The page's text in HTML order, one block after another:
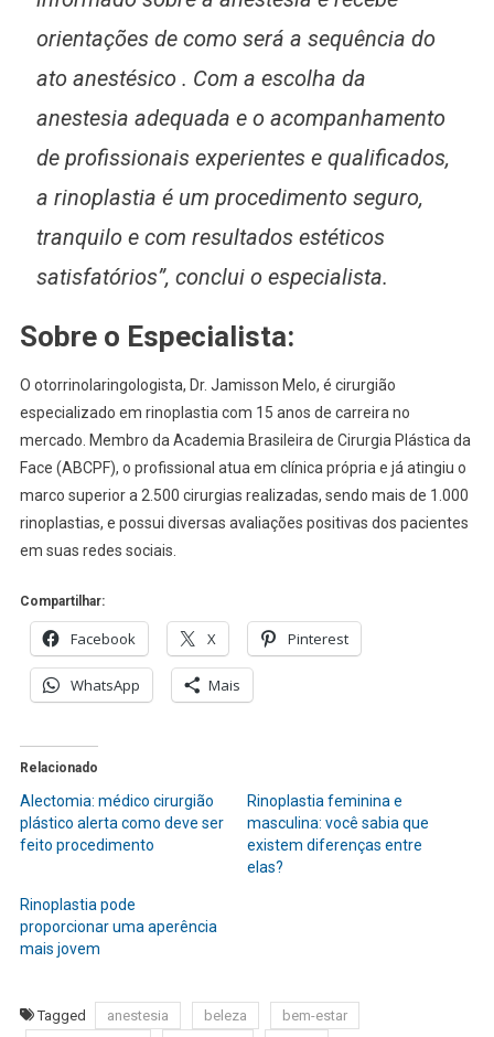
orientações de como será a sequência do
ato anestésico . Com a escolha da
anestesia adequada e o acompanhamento
de profissionais experientes e qualificados,
a rinoplastia é um procedimento seguro,
tranquilo e com resultados estéticos
satisfatórios”, conclui o especialista.
Sobre o Especialista:
O otorrinolaringologista, Dr. Jamisson Melo, é cirurgião
especializado em rinoplastia com 15 anos de carreira no
mercado. Membro da Academia Brasileira de Cirurgia Plástica da
Face (ABCPF), o profissional atua em clínica própria e já atingiu o
marco superior a 2.500 cirurgias realizadas, sendo mais de 1.000
rinoplastias, e possui diversas avaliações positivas dos pacientes
em suas redes sociais.
Compartilhar:
Facebook X Pinterest
WhatsApp Mais
Relacionado
Alectomia: médico cirurgião
plástico alerta como deve ser
feito procedimento
Rinoplastia feminina e
masculina: você sabia que
existem diferenças entre
elas?
Rinoplastia pode
proporcionar uma aperência
mais jovem
Tagged anestesia beleza
bem-estar